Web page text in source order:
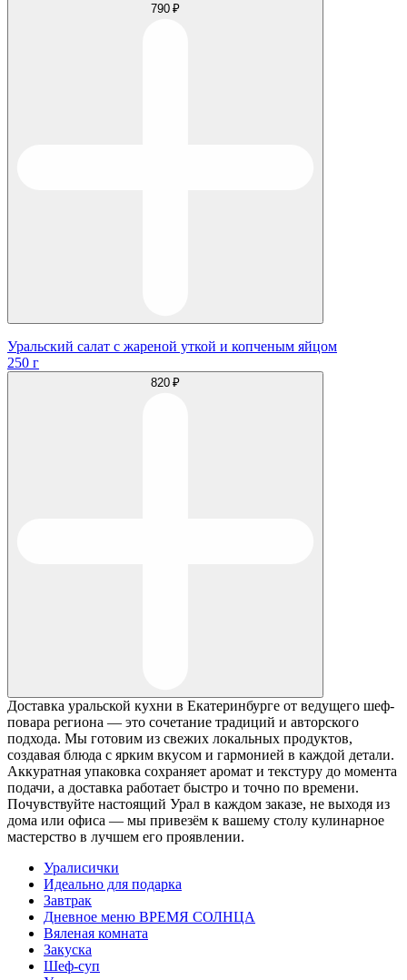
790 ₽
Уральский салат с жареной уткой и копченым яйцом
250 г
820 ₽
Доставка уральской кухни в Екатеринбурге от ведущего шеф-
повара региона — это сочетание традиций и авторского
подхода. Мы готовим из свежих локальных продуктов,
создавая блюда с ярким вкусом и гармонией в каждой детали.
Аккуратная упаковка сохраняет аромат и текстуру до момента
подачи, а доставка работает быстро и точно по времени.
Почувствуйте настоящий Урал в каждом заказе, не выходя из
дома или офиса — мы привезём к вашему столу кулинарное
мастерство в лучшем его проявлении.
Уралисички
Идеально для подарка
Завтрак
Дневное меню ВРЕМЯ СОЛНЦА
Вяленая комната
Закуска
Шеф-суп